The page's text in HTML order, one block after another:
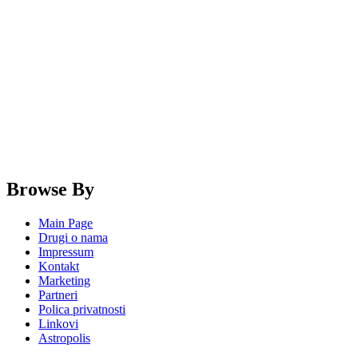
Browse By
Main Page
Drugi o nama
Impressum
Kontakt
Marketing
Partneri
Polica privatnosti
Linkovi
Astropolis